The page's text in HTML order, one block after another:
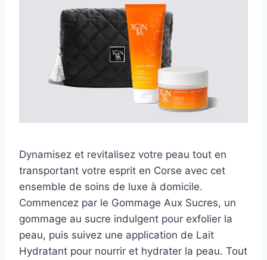
Dynamisez et revitalisez votre peau tout en
transportant votre esprit en Corse avec cet
ensemble de soins de luxe à domicile.
Commencez par le Gommage Aux Sucres, un
gommage au sucre indulgent pour exfolier la
peau, puis suivez une application de Lait
Hydratant pour nourrir et hydrater la peau. Tout